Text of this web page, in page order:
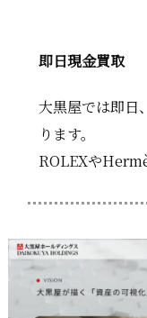
即日現金買取
大黒屋では即日
ります。
ROLEXや